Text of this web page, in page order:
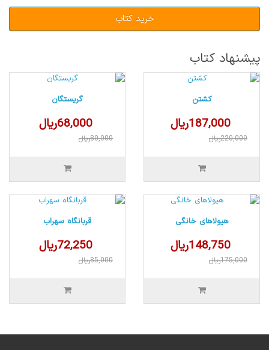
خرید کتاب
پیشنهاد کتاب
گریستگان
68,000ریال
80,000ریال
کشتن
187,000ریال
220,000ریال
قربانگاه سهراب
72,250ریال
85,000ریال
هیولاهای خانگی
148,750ریال
175,000ریال